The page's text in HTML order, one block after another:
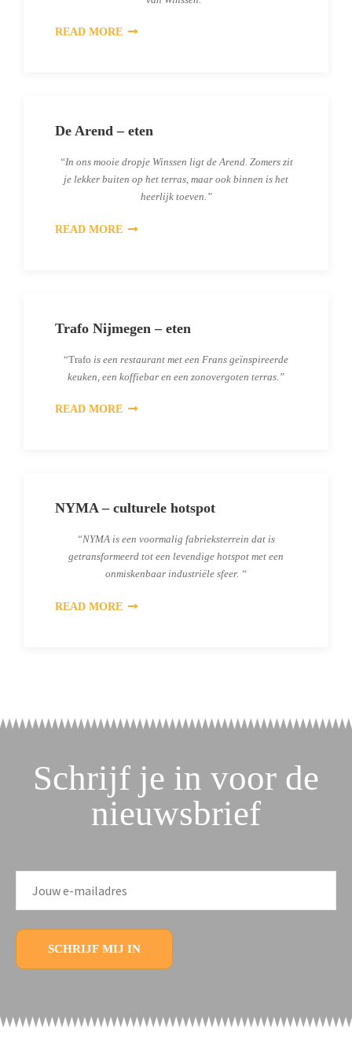
READ MORE
De Arend – eten
“In ons mooie dropje Winssen ligt de Arend. Zomers zit
je lekker buiten op het terras, maar ook binnen is het
heerlijk toeven.”
READ MORE
Trafo Nijmegen – eten
“Trafo is een restaurant met een Frans geïnspireerde
keuken, een koffiebar en een zonovergoten terras.”
READ MORE
NYMA – culturele hotspot
“NYMA is een voormalig fabrieksterrein dat is
getransformeerd tot een levendige hotspot met een
onmiskenbaar industriële sfeer. “
READ MORE
Schrijf je in voor de
nieuwsbrief